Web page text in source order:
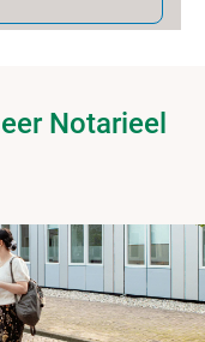
Notarieel